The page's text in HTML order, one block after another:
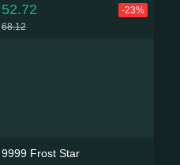
52.72
-23%
68.12
9999 Frost Star